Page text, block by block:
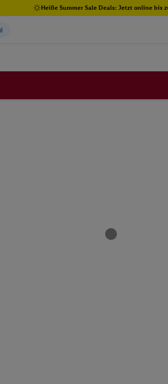
Heiße Summer Sale Deals: Jetzt online bis